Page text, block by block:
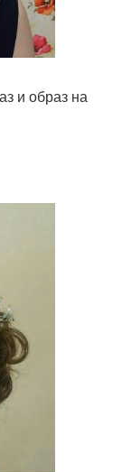
и образ на